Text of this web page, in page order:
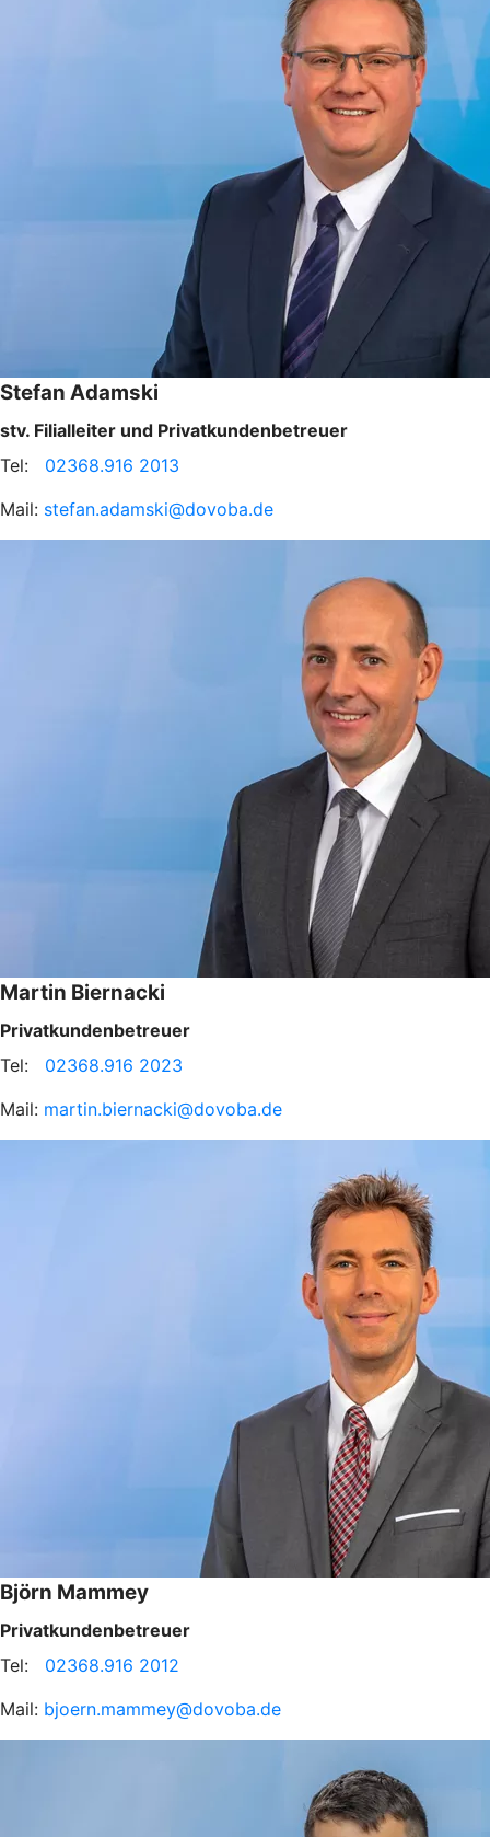
Stefan Adamski
stv. Filialleiter und Privatkundenbetreuer
Tel: 02368.916 2013
Mail: stefan.adamski@dovoba.de
Martin Biernacki
Privatkundenbetreuer
Tel: 02368.916 2023
Mail: martin.biernacki@dovoba.de
Björn Mammey
Privatkundenbetreuer
Tel: 02368.916 2012
Mail: bjoern.mammey@dovoba.de